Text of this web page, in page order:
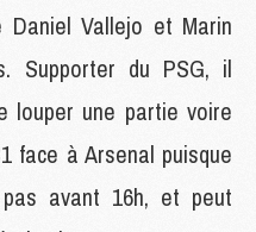
Vallejo et Marin
Supporter du PSG, il
louper une partie voire
face à Arsenal puisque
avant 16h, et peut